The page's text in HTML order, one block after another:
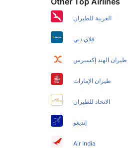
العربية للطيران
فلاي دبي
طيران الهند إكسبرس
طيران الإمارات
الاتحاد للطيران
إنديغو
Air India